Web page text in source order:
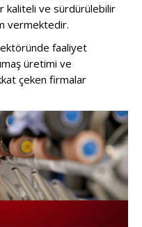
kaliteli ve sürdürülebilir
vermektedir.
faaliyet
üretimi ve
çeken firmalar